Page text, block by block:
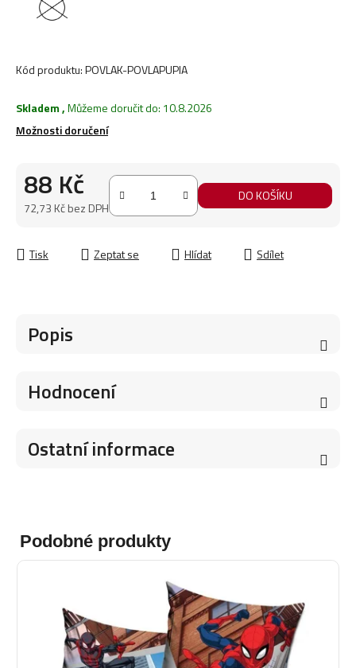
Kód produktu:POVLAK-POVLAPUPIA
Skladem,Můžeme doručit do: 10.8.2026
Možnosti doručení
88 Kč
72,73 Kč bez DPH
DO KOŠÍKU
Tisk Zeptat se Hlídat Sdílet
Popis
Hodnocení
Ostatní informace
Podobné produkty